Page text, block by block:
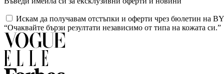
Искам да получавам отстъпки и оферти чрез бюлетин на
“Очаквайте бързи резултати независимо от типа на кожата си.”